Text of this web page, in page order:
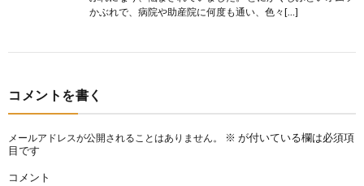
かぶれで、病院や助産院に何度も通い、色々[…]
コメントを書く
メールアドレスが公開されることはありません。 ※ が付いている欄は必須項
目です
コメント